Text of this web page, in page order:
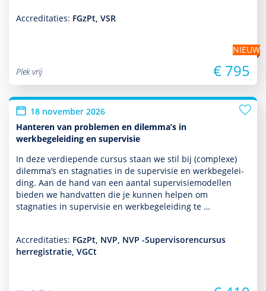
Accreditaties: FGzPt, VSR
NIEUW
Plek vrij
€ 795
18 november 2026
Hanteren van problemen en dilemma’s in
werkbegeleiding en supervisie
In deze ver­die­pende cursus staan we stil bij (complexe)
dilemma’s en stagnaties in de super­visie en werkbege­lei­
ding. Aan de hand van een aantal super­visiemodellen
bieden we handvatten die je kunnen helpen om
stagnaties in super­visie en werkbege­lei­ding te …
Accreditaties: FGzPt, NVP, NVP -Supervisorencursus
herregistratie, VGCt